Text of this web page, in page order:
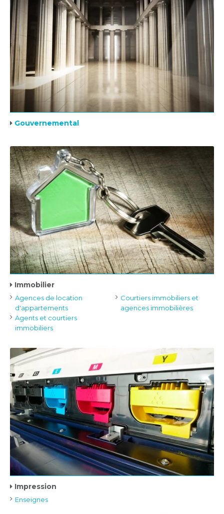
Gouvernemental
Immobilier
Agences de location
d'appartements
Agents et courtiers
immobiliers
Courtiers immobiliers et
agences immobilières
Impression
Enseignes